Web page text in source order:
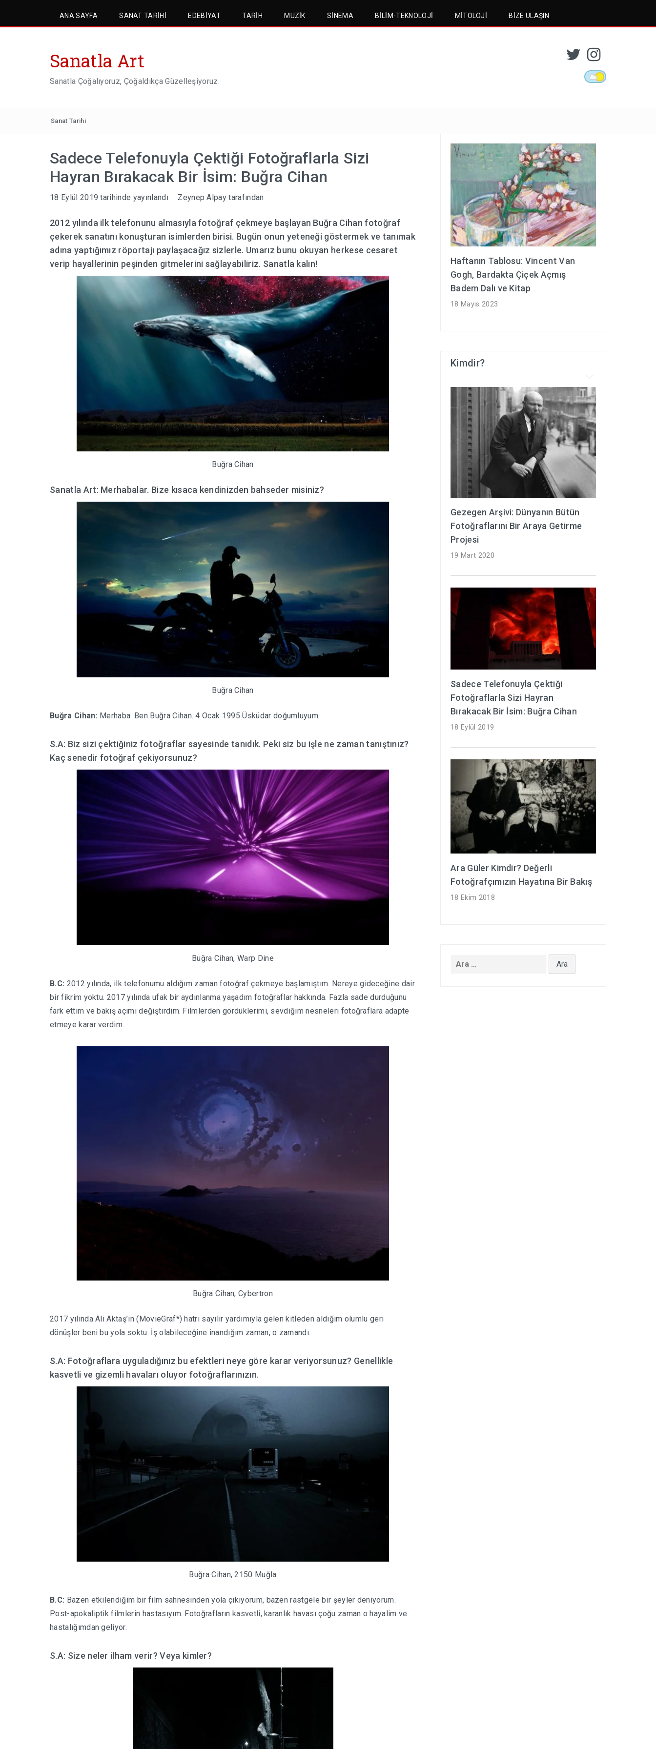
ANA SAYFA SANAT TARIHI EDEBIYAT TARIH MÜZIK SINEMA BILIM-TEKNOLOJI MITOLOJI BIZE ULAŞIN
Sanatla Art
Sanatla Çoğalıyoruz, Çoğaldıkça Güzelleşiyoruz.
Sanat Tarihi
Sadece Telefonuyla Çektiği Fotoğraflarla Sizi
Hayran Bırakacak Bir İsim: Buğra Cihan
18 Eylül 2019 tarihinde yayınlandı Zeynep Alpay tarafından
2012 yılında ilk telefonunu almasıyla fotoğraf çekmeye başlayan Buğra Cihan fotoğraf
çekerek sanatını konuşturan isimlerden birisi. Bugün onun yeteneği göstermek ve tanımak
adına yaptığımız röportajı paylaşacağız sizlerle. Umarız bunu okuyan herkese cesaret
verip hayallerinin peşinden gitmelerini sağlayabiliriz. Sanatla kalın!
Buğra Cihan
Sanatla Art: Merhabalar. Bize kısaca kendinizden bahseder misiniz?
Buğra Cihan
Buğra Cihan: Merhaba. Ben Buğra Cihan. 4 Ocak 1995 Üsküdar doğumluyum.
S.A: Biz sizi çektiğiniz fotoğraflar sayesinde tanıdık. Peki siz bu işle ne zaman tanıştınız?
Kaç senedir fotoğraf çekiyorsunuz?
Buğra Cihan, Warp Dine
B.C: 2012 yılında, ilk telefonumu aldığım zaman fotoğraf çekmeye başlamıştım. Nereye gideceğine dair
bir fikrim yoktu. 2017 yılında ufak bir aydınlanma yaşadım fotoğraflar hakkında. Fazla sade durduğunu
fark ettim ve bakış açımı değiştirdim. Filmlerden gördüklerimi, sevdiğim nesneleri fotoğraflara adapte
etmeye karar verdim.
Buğra Cihan, Cybertron
2017 yılında Ali Aktaş’ın (MovieGraf*) hatrı sayılır yardımıyla gelen kitleden aldığım olumlu geri
dönüşler beni bu yola soktu. İş olabileceğine inandığım zaman, o zamandı.
S.A: Fotoğraflara uyguladığınız bu efektleri neye göre karar veriyorsunuz? Genellikle
kasvetli ve gizemli havaları oluyor fotoğraflarınızın.
Buğra Cihan, 2150 Muğla
B.C: Bazen etkilendiğim bir film sahnesinden yola çıkıyorum, bazen rastgele bir şeyler deniyorum.
Post-apokaliptik filmlerin hastasıyım. Fotoğrafların kasvetli, karanlık havası çoğu zaman o hayalim ve
hastalığımdan geliyor.
S.A: Size neler ilham verir? Veya kimler?
Haftanın Tablosu: Vincent Van
Gogh, Bardakta Çiçek Açmış
Badem Dalı ve Kitap
18 Mayıs 2023
Kimdir?
Gezegen Arşivi: Dünyanın Bütün
Fotoğraflarını Bir Araya Getirme
Projesi
19 Mart 2020
Sadece Telefonuyla Çektiği
Fotoğraflarla Sizi Hayran
Bırakacak Bir İsim: Buğra Cihan
18 Eylül 2019
Ara Güler Kimdir? Değerli
Fotoğrafçımızın Hayatına Bir Bakış
18 Ekim 2018
Arama: